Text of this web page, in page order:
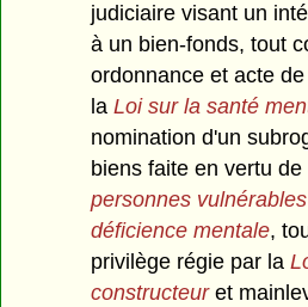
judiciaire visant un
à un bien-fonds, tout
ordonnance et acte
laLoi sur la santé
nomination d'un
biens faite en vertu
personnes
déficience mentale,
privilège régie par la
constructeuret